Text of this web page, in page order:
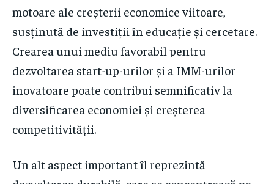
motoare ale creșterii economice viitoare,
susținută de investiții în educație și cercetare.
Crearea unui mediu favorabil pentru
dezvoltarea start-up-urilor și a IMM-urilor
inovatoare poate contribui semnificativ la
diversificarea economiei și creșterea
competitivității.
Un alt aspect important îl reprezintă